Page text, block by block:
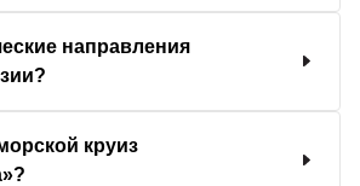
направления
круиз